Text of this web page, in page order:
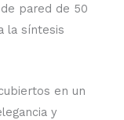
pared de 50
la síntesis
en un
y